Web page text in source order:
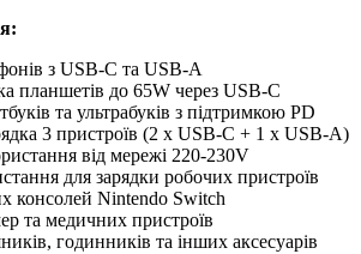
з USB-C та USB-A
планшетів до 65W через USB-C
та ультрабуків з підтримкою PD
3 пристроїв (2 x USB-C + 1 x USB-A)
від мережі 220-230V
для зарядки робочих пристроїв
консолей Nintendo Switch
та медичних пристроїв
годинників та інших аксесуарів